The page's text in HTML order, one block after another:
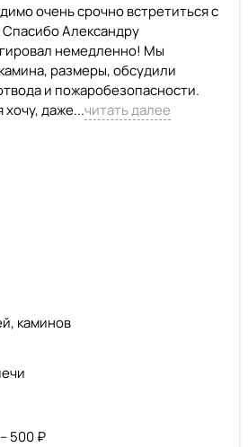
очень срочно встретиться с
Александру
немедленно! Мы
размеры, обсудили
и пожаробезопасности.
хочу, даже...читать далее
каминов
– 500 ₽